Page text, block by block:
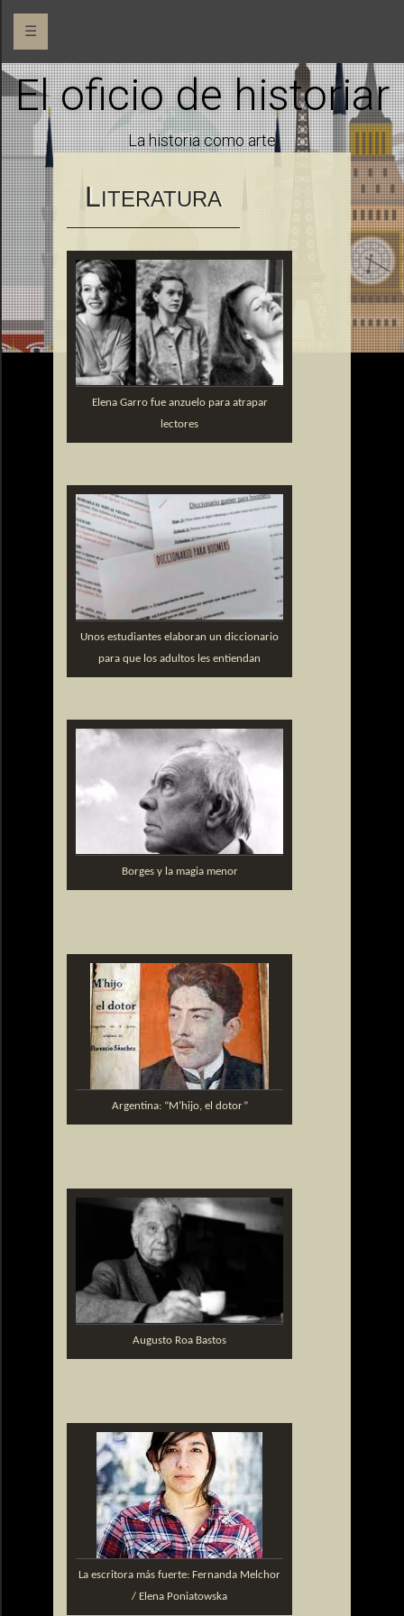
☰
El oficio de historiar
La historia como arte
LITERATURA
Elena Garro fue anzuelo para atrapar
lectores
Unos estudiantes elaboran un diccionario
para que los adultos les entiendan
Borges y la magia menor
Argentina: “M’hijo, el dotor”
Augusto Roa Bastos
La escritora más fuerte: Fernanda Melchor
/ Elena Poniatowska